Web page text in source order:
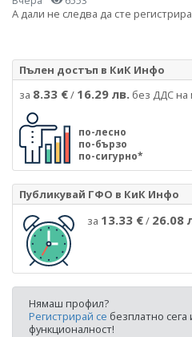
А дали не следва да сте
Пълен достъп в КиК Инфо
за 8.33 €/ 16.29 лв. без ДДС на
по-лесно
по-бързо
по-сигурно*
Публикувай ГФО в КиК Инфо
за 13.33 €/ 26.08
Нямаш профил?
Регистрирай се безплатно
функционалност!